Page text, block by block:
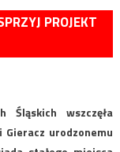
PROJEKT
Śląskich wszczęła
urodzonemu